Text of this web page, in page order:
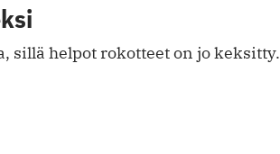
sillä helpot rokotteet on jo keksitty.